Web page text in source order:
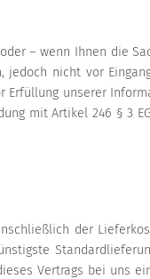
– wenn Ihnen die
nicht vor
unserer
mit Artikel 246 § 3
der
Vertrags bei uns